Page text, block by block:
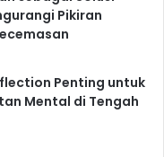
untuk
Fisik
untuk pertumbuhan
tidur dapat
kesehatan, seperti
konsentrasi,
Pikiran
Penting untuk
Mental di Tengah